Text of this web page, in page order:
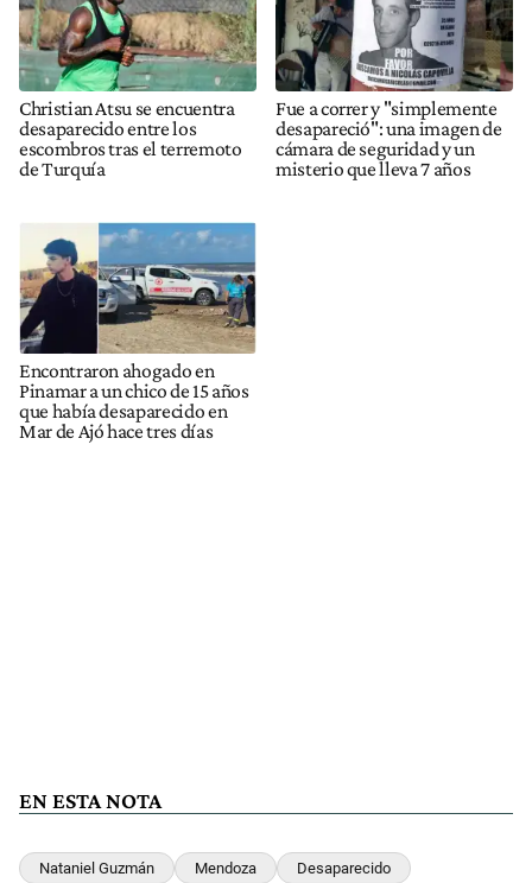
Christian Atsu se encuentra
desaparecido entre los
escombros tras el terremoto
de Turquía
Fue a correr y "simplemente
desapareció": una imagen de
cámara de seguridad y un
misterio que lleva 7 años
Encontraron ahogado en
Pinamar a un chico de 15 años
que había desaparecido en
Mar de Ajó hace tres días
EN ESTA NOTA
Nataniel Guzmán Mendoza Desaparecido